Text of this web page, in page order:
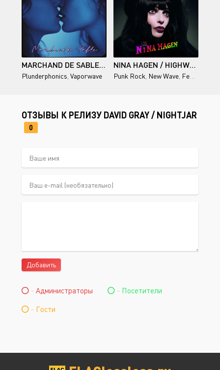
MARCHAND DE SABLE — VERSION PREMIUM
Plunderphonics Vaporwave
NINA HAGEN / HIGHWAY TO HEAVEN
Punk Rock New Wave Female vocal
ОТЗЫВЫ К РЕЛИЗУ DAVID GRAY / NIGHTJAR
0
Добавить
- Администраторы - Посетители
- Гости